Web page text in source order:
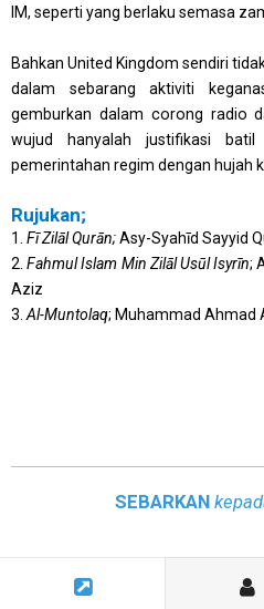
IM, seperti yang berlaku semasa
Bahkan United Kingdom sendiri
dalam sebarang aktiviti
gemburkan dalam corong radio
wujud hanyalah justifikasi
pemerintahan regim dengan hujah
Rujukan;
1. Fī Zilāl Qurān;Asy-Syahīd Sayyid
2.Fahmul Islam Min Zilāl Usūl Isyrīn;
Aziz
3. Al-Muntolaq; Muhammad Ahmad
SEBARKAN